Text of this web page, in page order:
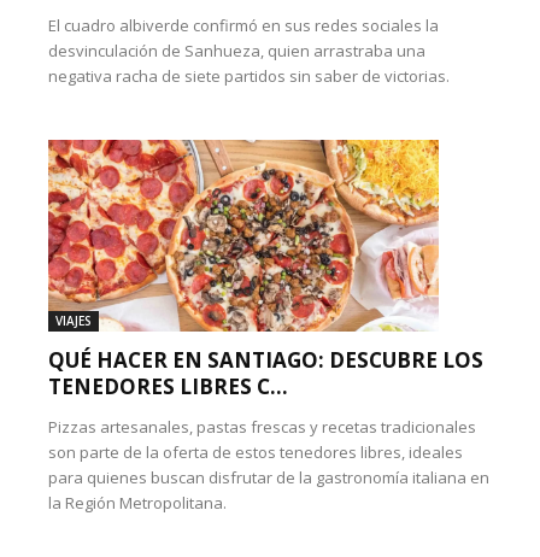
El cuadro albiverde confirmó en sus redes sociales la
desvinculación de Sanhueza, quien arrastraba una
negativa racha de siete partidos sin saber de victorias.
VIAJES
QUÉ HACER EN SANTIAGO: DESCUBRE LOS
TENEDORES LIBRES C...
Pizzas artesanales, pastas frescas y recetas tradicionales
son parte de la oferta de estos tenedores libres, ideales
para quienes buscan disfrutar de la gastronomía italiana en
la Región Metropolitana.